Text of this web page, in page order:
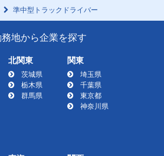
準中型トラックドライバー
地から企業を探す
北関東
茨城県
栃木県
群馬県
関東
埼玉県
千葉県
東京都
神奈川県